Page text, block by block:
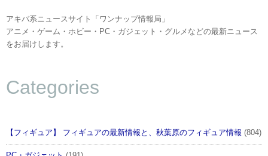
アキバ系ニュースサイト「ワンナップ情報局」
アニメ・ゲーム・ホビー・PC・ガジェット・グルメなどの最新ニュース
をお届けします。
Categories
【フィギュア】 フィギュアの最新情報と、秋葉原のフィギュア情報 (804)